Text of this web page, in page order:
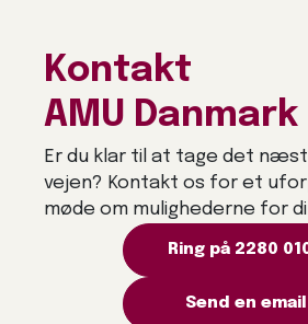
Kontakt
AMU Danmark
Er du klar til at tage det
vejen? Kontakt os for et
møde om mulighederne for
Ring på 2280
Send en email